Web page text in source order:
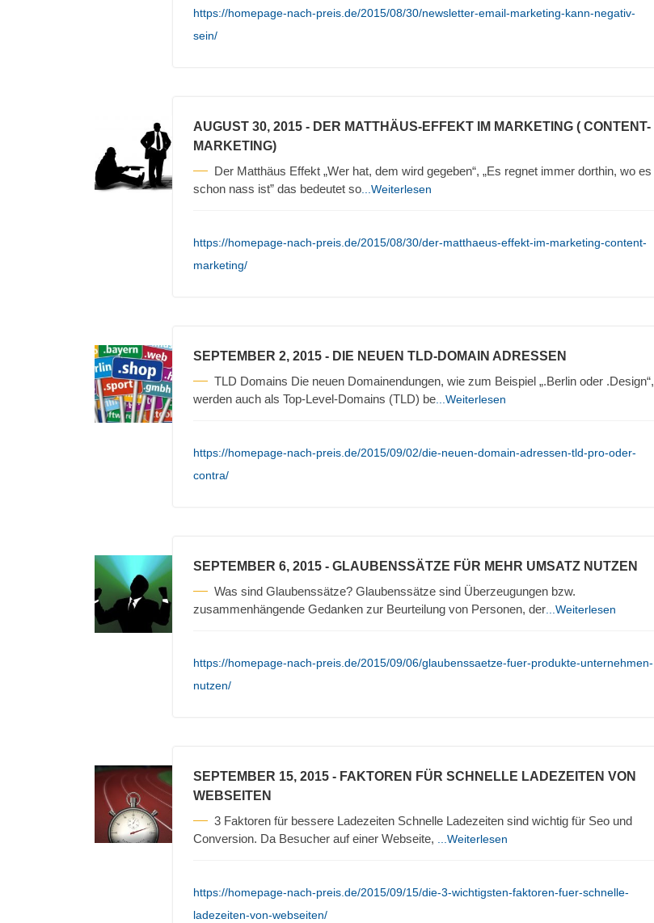
https://homepage-nach-preis.de/2015/08/30/newsletter-email-marketing-kann-negativ-
sein/
AUGUST 30, 2015 - DER MATTHÄUS-EFFEKT IM MARKETING ( CONTENT-
MARKETING)
Der Matthäus Effekt „Wer hat, dem wird gegeben“, „Es regnet immer dorthin, wo es
schon nass ist” das bedeutet so ...Weiterlesen
https://homepage-nach-preis.de/2015/08/30/der-matthaeus-effekt-im-marketing-content-
marketing/
SEPTEMBER 2, 2015 - DIE NEUEN TLD-DOMAIN ADRESSEN
TLD Domains Die neuen Domainendungen, wie zum Beispiel „.Berlin oder .Design“,
werden auch als Top-Level-Domains (TLD) be ...Weiterlesen
https://homepage-nach-preis.de/2015/09/02/die-neuen-domain-adressen-tld-pro-oder-
contra/
SEPTEMBER 6, 2015 - GLAUBENSSÄTZE FÜR MEHR UMSATZ NUTZEN
Was sind Glaubenssätze? Glaubenssätze sind Überzeugungen bzw.
zusammenhängende Gedanken zur Beurteilung von Personen, der ...Weiterlesen
https://homepage-nach-preis.de/2015/09/06/glaubenssaetze-fuer-produkte-unternehmen-
nutzen/
SEPTEMBER 15, 2015 - FAKTOREN FÜR SCHNELLE LADEZEITEN VON
WEBSEITEN
3 Faktoren für bessere Ladezeiten Schnelle Ladezeiten sind wichtig für Seo und
Conversion. Da Besucher auf einer Webseite,
...Weiterlesen
https://homepage-nach-preis.de/2015/09/15/die-3-wichtigsten-faktoren-fuer-schnelle-
ladezeiten-von-webseiten/